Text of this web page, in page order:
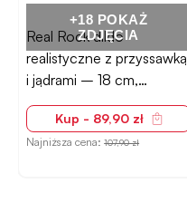
+18 POKAŻ
ZDJĘCIA
Real Rock dildo
realistyczne z przyssawką
i jądrami – 18 cm,
naturalne, zakrzywione
Kup - 89,90 zł
Najniższa cena:107,90 zł